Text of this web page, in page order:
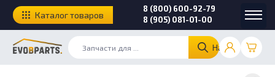
Найти
8 (800) 600-92-79
8 (905) 081-01-00
Каталог товаров